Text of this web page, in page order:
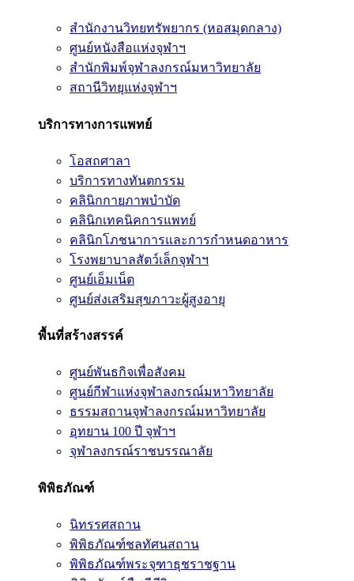
สำนักงานวิทยทรัพยากร (หอสมุดกลาง)
ศูนย์หนังสือแห่งจุฬาฯ
สำนักพิมพ์จุฬาลงกรณ์มหาวิทยาลัย
สถานีวิทยุแห่งจุฬาฯ
บริการทางการแพทย์
โอสถศาลา
บริการทางทันตกรรม
คลินิกกายภาพบำบัด
คลินิกเทคนิคการแพทย์
คลินิกโภชนาการและการกำหนดอาหาร
โรงพยาบาลสัตว์เล็กจุฬาฯ
ศูนย์เอ็มเน็ต
ศูนย์ส่งเสริมสุขภาวะผู้สูงอายุ
พื้นที่สร้างสรรค์
ศูนย์พันธกิจเพื่อสังคม
ศูนย์กีฬาแห่งจุฬาลงกรณ์มหาวิทยาลัย
ธรรมสถานจุฬาลงกรณ์มหาวิทยาลัย
อุทยาน 100 ปี จุฬาฯ
จุฬาลงกรณ์ราชบรรณาลัย
พิพิธภัณฑ์
นิทรรศสถาน
พิพิธภัณฑ์ชลทัศนสถาน
พิพิธภัณฑ์พระจุฑาธุชราชฐาน